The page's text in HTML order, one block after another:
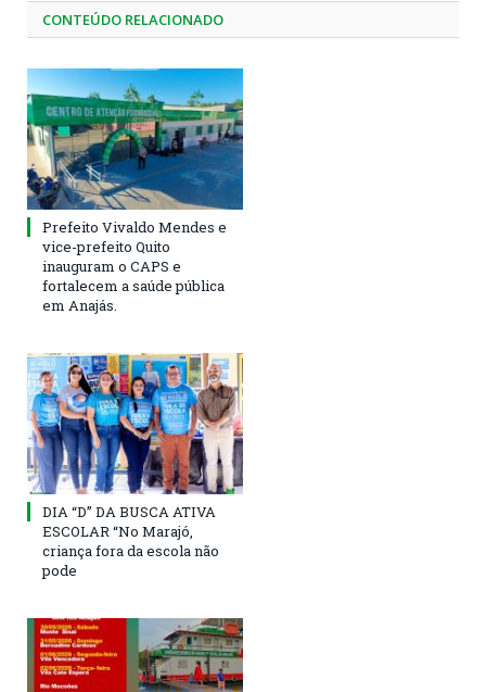
CONTEÚDO RELACIONADO
Prefeito Vivaldo Mendes e
vice-prefeito Quito
inauguram o CAPS e
fortalecem a saúde pública
em Anajás.
DIA “D” DA BUSCA ATIVA
ESCOLAR “No Marajó,
criança fora da escola não
pode